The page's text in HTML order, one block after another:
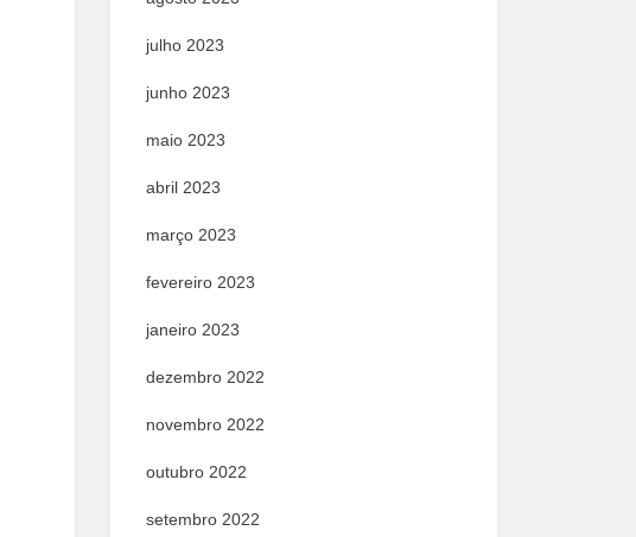
julho 2023
junho 2023
maio 2023
abril 2023
março 2023
fevereiro 2023
janeiro 2023
dezembro 2022
novembro 2022
outubro 2022
setembro 2022